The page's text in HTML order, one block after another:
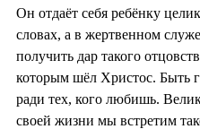
Он отдаёт себя ребёнку
словах, а в жертвенном
получить дар такого
которым шёл Христос. Быть
ради тех, кого любишь.
своей жизни мы встретим